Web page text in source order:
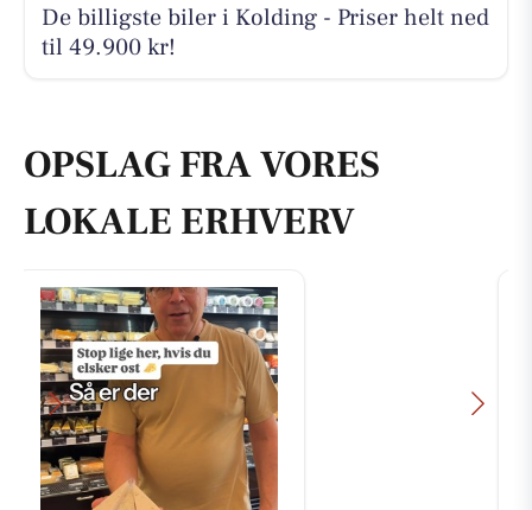
De billigste biler i Kolding - Priser helt ned
til 49.900 kr!
OPSLAG FRA VORES
LOKALE ERHVERV